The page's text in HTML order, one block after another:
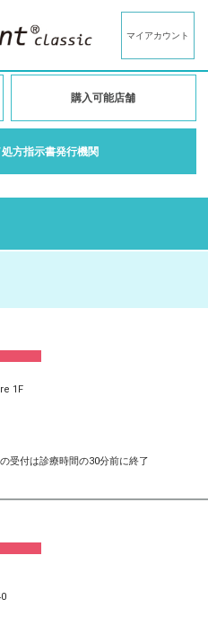
マイアカウント
購入可能店舗
方指示書発行機関
1F
受付は診療時間の30分前に終了